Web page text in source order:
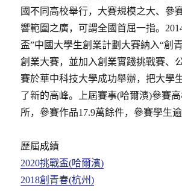
國不同高校舉行，大賽規模之大、參
響範圍之廣，可謂全國首屈一指。
盃”中國大學生創業計劃大賽納入“創
創業大賽，並加入創業實踐挑戰賽、
賽於華中科技大學成功舉辦，把大學
了新的高峰。上屆賽事(哈爾濱)參賽高
所，參賽作品17.9萬餘件，參賽學生逾
歷屆成績
2020挑戰盃(哈爾濱)
2018創青春(杭州)